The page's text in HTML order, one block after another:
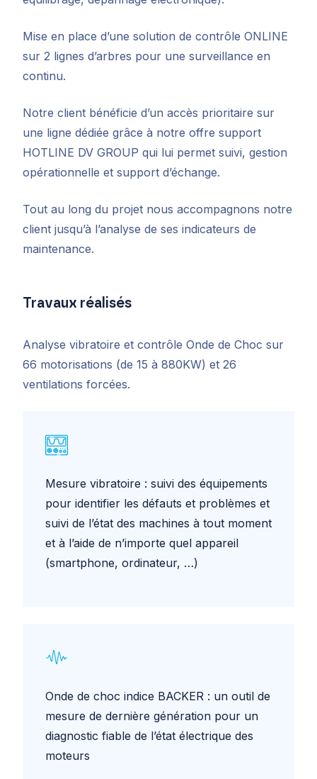
Mise en place d’une solution de contrôle ONLINE
sur 2 lignes d’arbres pour une surveillance en
continu.
Notre client bénéficie d’un accès prioritaire sur
une ligne dédiée grâce à notre offre support
HOTLINE DV GROUP qui lui permet suivi, gestion
opérationnelle et support d’échange.
Tout au long du projet nous accompagnons notre
client jusqu’à l’analyse de ses indicateurs de
maintenance.
Travaux réalisés
Analyse vibratoire et contrôle Onde de Choc sur
66 motorisations (de 15 à 880KW) et 26
ventilations forcées.
Mesure vibratoire : suivi des équipements
pour identifier les défauts et problèmes et
suivi de l’état des machines à tout moment
et à l’aide de n’importe quel appareil
(smartphone, ordinateur, …)
Onde de choc indice BACKER : un outil de
mesure de dernière génération pour un
diagnostic fiable de l’état électrique des
moteurs